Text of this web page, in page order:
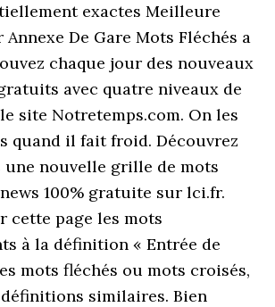
exactes Meilleure
De Gare Mots Fléchés a
chaque jour des nouveaux
avec quatre niveaux de
site Notretemps.com. On les
quand il fait froid. Découvrez
nouvelle grille de mots
100% gratuite sur lci.fr.
cette page les mots
à la définition « Entrée de
mots fléchés ou mots croisés,
similaires. Bien